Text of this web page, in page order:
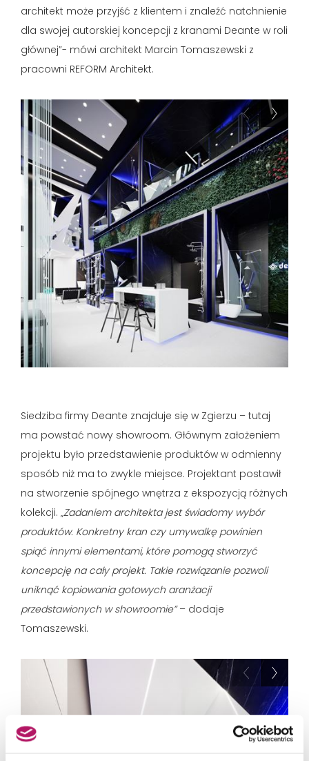
architekt może przyjść z klientem i znaleźć natchnienie
dla swojej autorskiej koncepcji z kranami Deante w roli
głównej”- mówi architekt Marcin Tomaszewski z
pracowni REFORM Architekt.
Siedziba firmy Deante znajduje się w Zgierzu – tutaj
ma powstać nowy showroom. Głównym założeniem
projektu było przedstawienie produktów w odmienny
sposób niż ma to zwykle miejsce. Projektant postawił
na stworzenie spójnego wnętrza z ekspozycją różnych
kolekcji. „Zadaniem architekta jest świadomy wybór
produktów. Konkretny kran czy umywalkę powinien
spiąć innymi elementami, które pomogą stworzyć
koncepcję na cały projekt. Takie rozwiązanie pozwoli
uniknąć kopiowania gotowych aranżacji
przedstawionych w showroomie”– dodaje
Tomaszewski.